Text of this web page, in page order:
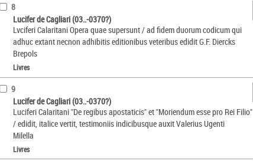
8
Lucifer de Cagliari (03..-0370?)
Lvciferi Calaritani Opera quae supersunt / ad fidem duorum codicum qui
adhuc extant necnon adhibitis editionibus veteribus edidit G.F. Diercks
Brepols
Livres
9
Lucifer de Cagliari (03..-0370?)
Luciferi Calaritani "De regibus apostaticis" et "Moriendum esse pro Rei Filio"
/ edidit, italice vertit, testimoniis indicibusque auxit Valerius Ugenti
Milella
Livres